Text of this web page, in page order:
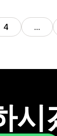
4 …
시